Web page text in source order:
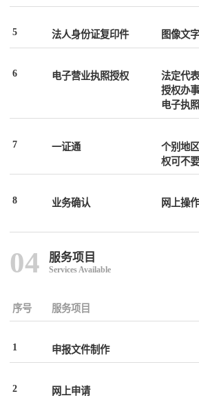
5 法人身份证复印件 图像文
6 电子营业执照授权
法定代
授权办
电子执
7 一证通
个别地
权可不
8 业务确认 网上操
04 服务项目
Services Available
序号 服务项目
1 申报文件制作
2 网上申请